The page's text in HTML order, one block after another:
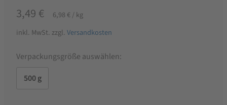
3,49 € 6,98 €/kg
inkl. MwSt. zzgl. Versandkosten
Verpackungsgröße auswählen:
500 g